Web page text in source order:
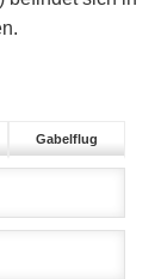
Gabelflug